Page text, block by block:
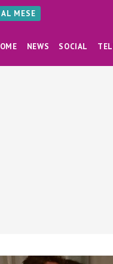
MESE
NEWS SOCIAL